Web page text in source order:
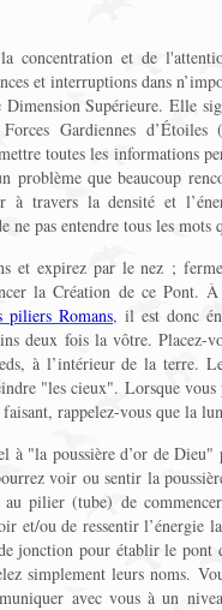
concentration et de
et interruptions dans
Dimension Supérieure. Elle
Gardiennes
toutes les informations
problème que beaucoup
à travers la densité et
pas entendre tous les mots
et expirez par le nez ;
la Création de ce Pont.
piliers Romans, il est donc
deux fois la vôtre. Placez-
à l’intérieur de la terre.
"les cieux". Lorsque
rappelez-vous que la
à "la poussière d’or de Dieu"
voir ou sentir la
pilier (tube) de
et/ou de ressentir l’énergie
jonction pour établir le pont
simplement leurs noms.
avec vous à un